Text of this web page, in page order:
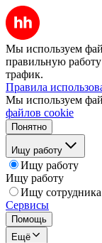
Мы используем
правильную работу
трафик.
Правила
Мы используем
файлов cookie
Понятно
Ищу работу
Ищу работу
Ищу работу
Ищу сотрудника
Сервисы
Помощь
Ещё